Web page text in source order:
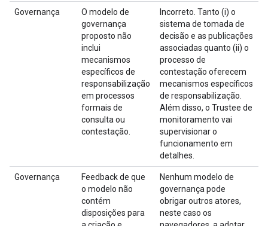
Governança
O modelo de
governança
proposto não
inclui
mecanismos
específicos de
responsabilização
em processos
formais de
consulta ou
contestação.
Incorreto. Tanto (i) o
sistema de tomada de
decisão e as publicações
associadas quanto (ii) o
processo de
contestação oferecem
mecanismos específicos
de responsabilização.
Além disso, o Trustee de
monitoramento vai
supervisionar o
funcionamento em
detalhes.
Governança
Feedback de que
o modelo não
contém
disposições para
Nenhum modelo de
governança pode
obrigar outros atores,
neste caso os